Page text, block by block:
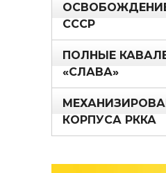
СССР
ПОЛНЫЕ
«СЛАВА»
КОРПУСА РККА